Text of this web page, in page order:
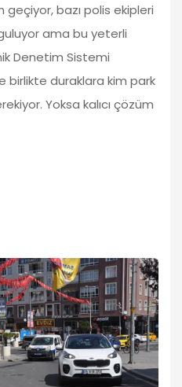
geçiyor, bazı polis ekipleri
ama bu yeterli
Denetim Sistemi
birlikte duraklara kim park
Yoksa kalıcı çözüm